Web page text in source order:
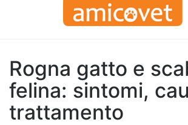
Rogna gatto e
felina: sintomi,
trattamento